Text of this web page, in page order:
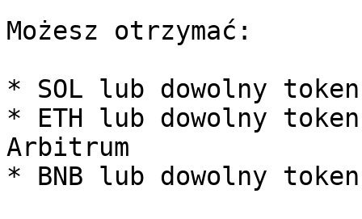
Możesz otrzymać:
* SOL lub dowolny
* ETH lub dowolny
Arbitrum
* BNB lub dowolny token